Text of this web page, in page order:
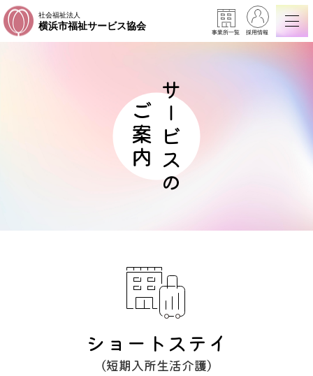
社会福祉法人
横浜市福祉サービス協会
事業所一覧 採用情報
サービスの
ご案内
ショートステイ
（短期入所生活介護）